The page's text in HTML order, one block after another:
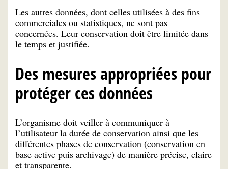
Les autres données, dont celles utilisées à des fins
commerciales ou statistiques, ne sont pas
concernées. Leur conservation doit être limitée dans
le temps et justifiée.
Des mesures appropriées pour
protéger ces données
L’organisme doit veiller à communiquer à
l’utilisateur la durée de conservation ainsi que les
différentes phases de conservation (conservation en
base active puis archivage) de manière précise, claire
et transparente.